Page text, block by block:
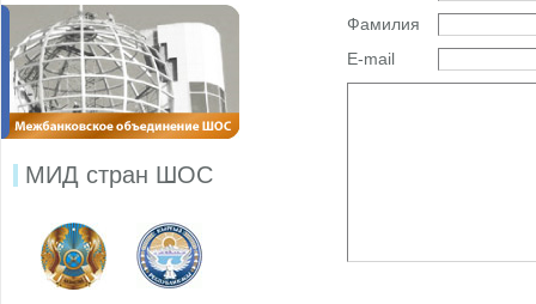
МИД стран ШОС
Фамилия
E-mail